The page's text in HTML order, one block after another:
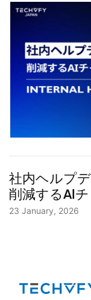
社内ヘルプ
削減するAI
23 January, 2026